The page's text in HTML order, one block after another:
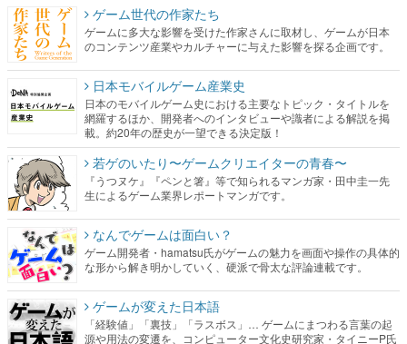
ゲーム世代の作家たち
ゲームに多大な影響を受けた作家さんに取材し、ゲームが日本
のコンテンツ産業やカルチャーに与えた影響を探る企画です。
日本モバイルゲーム産業史
日本のモバイルゲーム史における主要なトピック・タイトルを
網羅するほか、開発者へのインタビューや識者による解説を掲
載。約20年の歴史が一望できる決定版！
若ゲのいたり〜ゲームクリエイターの青春〜
『うつヌケ』『ペンと箸』等で知られるマンガ家・田中圭一先
生によるゲーム業界レポートマンガです。
なんでゲームは面白い？
ゲーム開発者・hamatsu氏がゲームの魅力を画面や操作の具体的
な形から解き明かしていく、硬派で骨太な評論連載です。
ゲームが変えた日本語
「経験値」「裏技」「ラスボス」… ゲームにまつわる言葉の起
源や用法の変遷を、コンピューター文化史研究家・タイニーP氏